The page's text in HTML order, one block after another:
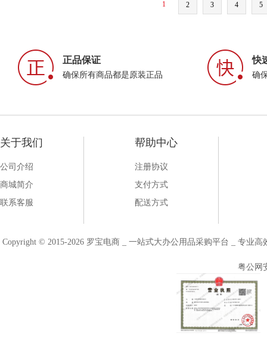
1 2 3 4 5
正品保证
确保所有商品都是原装正品
快
确
关于我们
公司介绍
商城简介
联系客服
帮助中心
注册协议
支付方式
配送方式
Copyright © 2015-2026 罗宝电商 _ 一站式大办公用品采购平台 _ 专业
粤公网